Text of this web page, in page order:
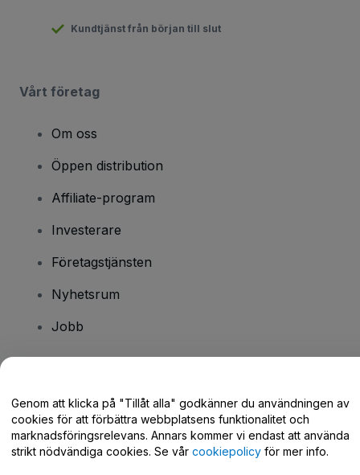
Kundtjänst från början till slut
Vårt företag
Om oss
Öppen distribution
Affiliate-program
Investerare
Företagstjänsten
Nyhetsrum
Jobb
Hjälpcenter / Kontakta oss
Genom att klicka på "Tillåt alla" godkänner du användningen av
cookies för att förbättra webbplatsens funktionalitet och
marknadsföringsrelevans. Annars kommer vi endast att använda
strikt nödvändiga cookies. Se vår cookiepolicy för mer info.